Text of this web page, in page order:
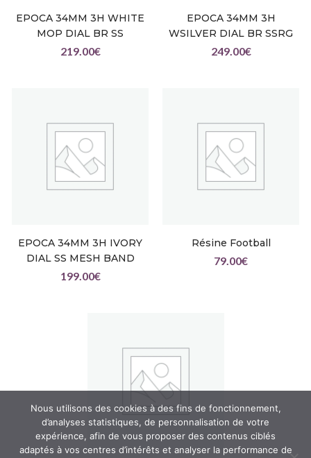
EPOCA 34MM 3H WHITE
MOP DIAL BR SS
219.00€
EPOCA 34MM 3H
WSILVER DIAL BR SSRG
249.00€
EPOCA 34MM 3H IVORY
DIAL SS MESH BAND
199.00€
Résine Football
79.00€
Nous utilisons des cookies à des fins de fonctionnement,
d’analyses statistiques, de personnalisation de votre
expérience, afin de vous proposer des contenus ciblés
adaptés à vos centres d’intérêts et analyser la performance de